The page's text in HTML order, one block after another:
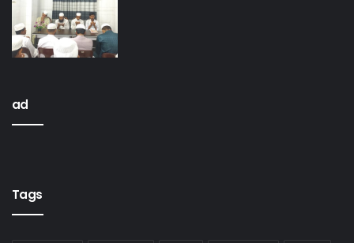
ad
Tags